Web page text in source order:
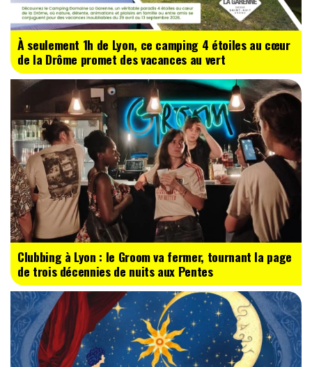
À seulement 1h de Lyon, ce camping 4 étoiles au cœur
de la Drôme promet des vacances au vert
Clubbing à Lyon : le Groom va fermer, tournant la page
de trois décennies de nuits aux Pentes